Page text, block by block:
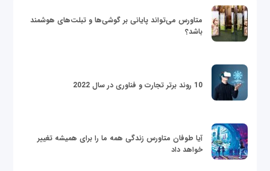
متاورس می‌تواند پایانی بر گوشی‌ها و تبلت‌های هوشمند
باشد؟
10 روند برتر تجارت و فناوری در سال 2022
آیا طوفان متاورس زندگی همه ما را برای همیشه تغییر
خواهد داد